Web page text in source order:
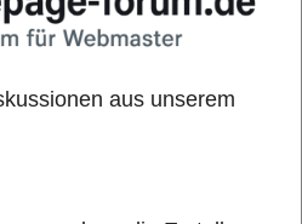
aus unserem